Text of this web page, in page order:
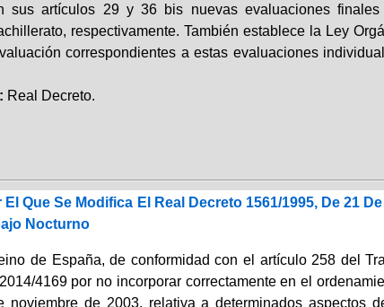
sus artículos 29 y 36 bis nuevas evaluaciones
respectivamente. También establece la Ley
correspondientes a estas evaluaciones
Real Decreto.
Que Se Modifica El Real Decreto 1561/1995, De 21
Nocturno
de España, de conformidad con el artículo 258 del
4169 por no incorporar correctamente en el
de 2003, relativa a determinados aspectos